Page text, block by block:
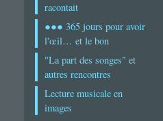
racontait
●●● 365 jours pour avoir
l'œil… et le bon
"La part des songes" et
autres rencontres
Lecture musicale en
images